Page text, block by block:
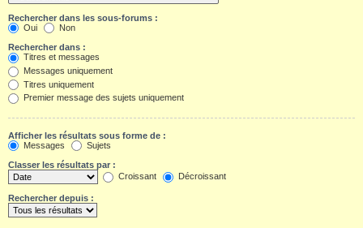
Rechercher dans les sous-forums :
Oui
Non
Rechercher dans :
Titres et messages
Messages uniquement
Titres uniquement
Premier message des sujets uniquement
Afficher les résultats sous forme de :
Messages
Sujets
Classer les résultats par :
Croissant
Décroissant
Rechercher depuis :